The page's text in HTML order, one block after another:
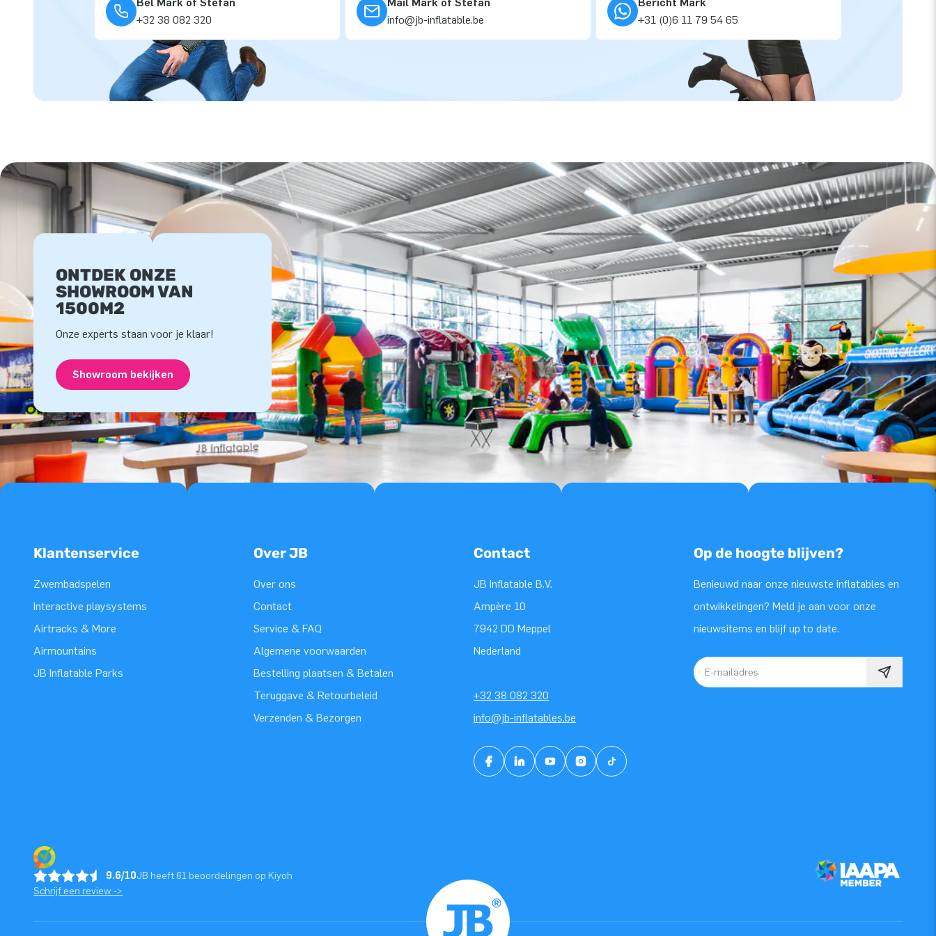
+32 38 082 320
info@jb-inflatable.be
+31 (0)6 11 79 54 65
ONTDEK ONZE
SHOWROOM VAN
1500M2
Onze experts staan voor je klaar!
Showroom bekijken
Klantenservice
Zwembadspelen
Interactive playsystems
Airtracks & More
Airmountains
JB Inflatable Parks
Over JB
Over ons
Contact
Service & FAQ
Algemene voorwaarden
Bestelling plaatsen & Betalen
Teruggave & Retourbeleid
Verzenden & Bezorgen
Contact
JB Inflatable B.V.
Ampère 10
7942 DD Meppel
Nederland
+32 38 082 320
info@jb-inflatables.be
Op de hoogte blijven?
Benieuwd naar onze nieuwste inflatables en
ontwikkelingen? Meld je aan voor onze
nieuwsitems en blijf up to date.
E-mailadres
9.6/10JB heeft 61 beoordelingen op Kiyoh
Schrijf een review ->